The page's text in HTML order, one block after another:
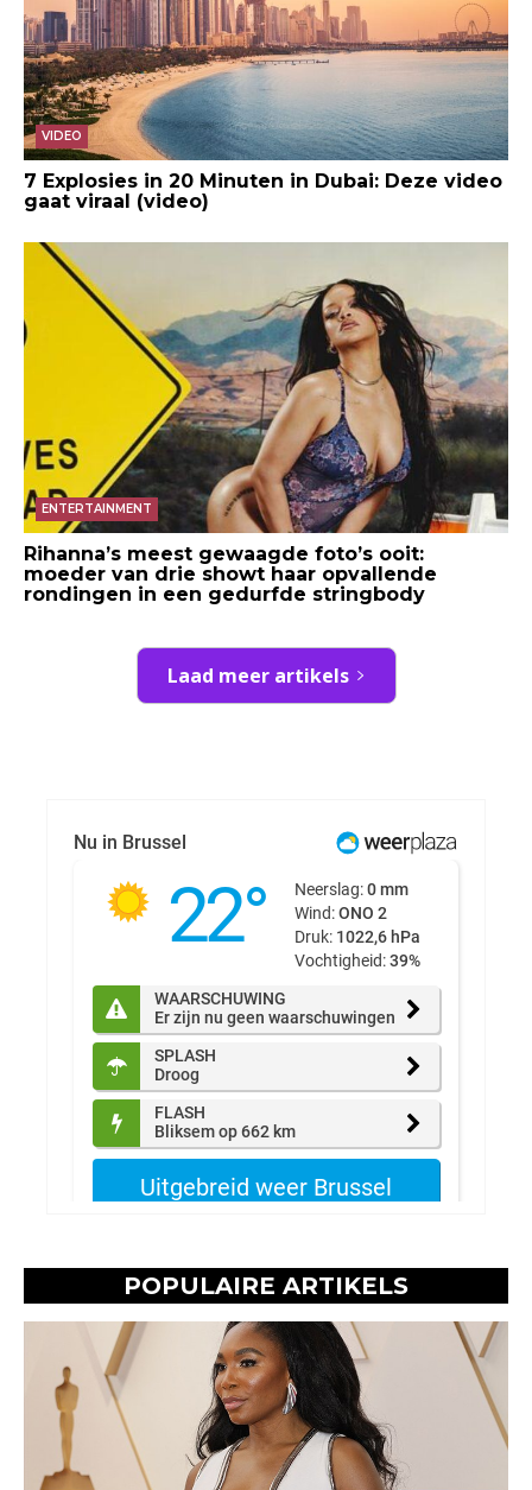
VIDEO
7 Explosies in 20 Minuten in Dubai: Deze video
gaat viraal (video)
ENTERTAINMENT
Rihanna’s meest gewaagde foto’s ooit:
moeder van drie showt haar opvallende
rondingen in een gedurfde stringbody
Laad meer artikels
POPULAIRE ARTIKELS